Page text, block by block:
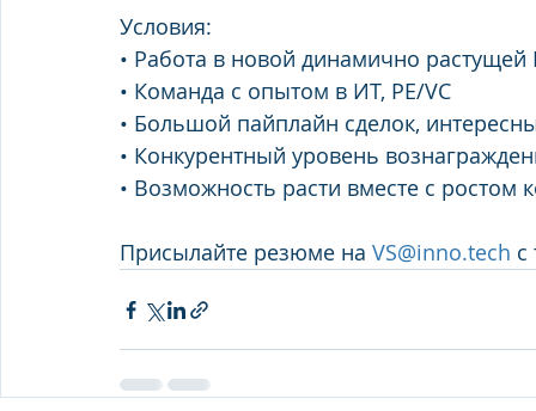
Условия:
• Работа в новой динамично
• Команда с опытом в ИТ, PE/VC
• Большой пайплайн сделок,
• Конкурентный уровень
• Возможность расти вместе с ростом
Присылайте резюме на VS@inno.tech с